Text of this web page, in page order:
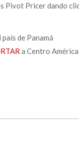
Pivot Pricer dando
de Panamá
a Centro